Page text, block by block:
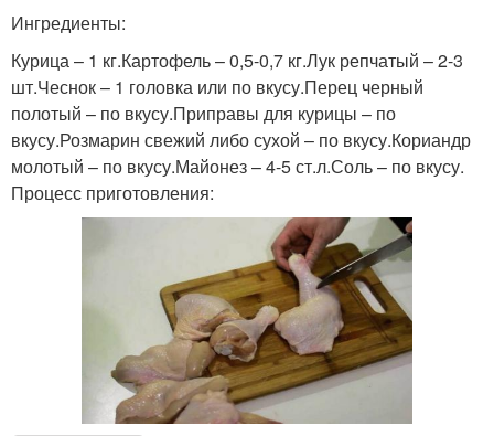
Ингредиенты:
Курица – 1 кг.Картофель – 0,5-0,7 кг.Лук репчатый – 2-3
шт.Чеснок – 1 головка или по вкусу.Перец черный
полотый – по вкусу.Приправы для курицы – по
вкусу.Розмарин свежий либо сухой – по вкусу.Кориандр
молотый – по вкусу.Майонез – 4-5 ст.л.Соль – по вкусу.
Процесс приготовления: